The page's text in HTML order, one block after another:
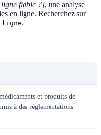
ligne fiable ?], une analyse
en ligne. Recherchez sur
ligne.
et produits de
à des réglementations